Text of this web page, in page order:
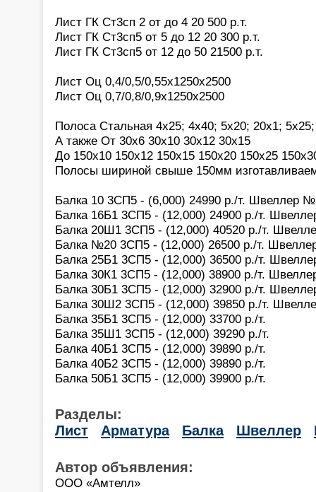
Лист ГК Ст3сп 2 от до 4 20 500 р.т.
Лист ГК Ст3сп5 от 5 до 12 20 300 р.т.
Лист ГК Ст3сп5 от 12 до 50 21500 р.т.
Лист Оц 0,4/0,5/0,55x1250x2500
Лист Оц 0,7/0,8/0,9x1250x2500
Полоса Стальная 4х25; 4х40; 5х20; 20х1;
А также От 30х6 30х10 30х12 30х15
До 150х10 150х12 150х15 150х20 150х25
Полосы шириной свыше 150мм
Балка 10 3СП5 - (6,000) 24990 р./т. Швеллер
Балка 16Б1 3СП5 - (12,000) 24900 р./т.
Балка 20Ш1 3СП5 - (12,000) 40520 р./т.
Балка №20 3СП5 - (12,000) 26500 р./т.
Балка 25Б1 3СП5 - (12,000) 36500 р./т.
Балка 30К1 3СП5 - (12,000) 38900 р./т.
Балка 30Б1 3СП5 - (12,000) 32900 р./т.
Балка 30Ш2 3СП5 - (12,000) 39850 р./т.
Балка 35Б1 3СП5 - (12,000) 33700 р./т.
Балка 35Ш1 3СП5 - (12,000) 39290 р./т.
Балка 40Б1 3СП5 - (12,000) 39890 р./т.
Балка 40Б2 3СП5 - (12,000) 39890 р./т.
Балка 50Б1 3СП5 - (12,000) 39900 р./т.
Разделы:
Лист
Арматура Балка Швеллер
Автор объявления:
ООО «Амтелл»